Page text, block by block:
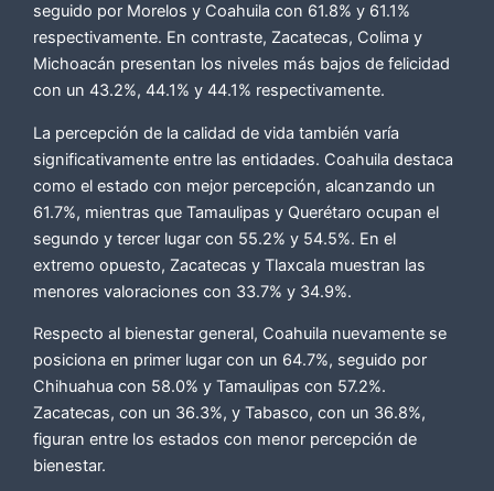
seguido por Morelos y Coahuila con 61.8% y 61.1%
respectivamente. En contraste, Zacatecas, Colima y
Michoacán presentan los niveles más bajos de felicidad
con un 43.2%, 44.1% y 44.1% respectivamente.
La percepción de la calidad de vida también varía
significativamente entre las entidades. Coahuila destaca
como el estado con mejor percepción, alcanzando un
61.7%, mientras que Tamaulipas y Querétaro ocupan el
segundo y tercer lugar con 55.2% y 54.5%. En el
extremo opuesto, Zacatecas y Tlaxcala muestran las
menores valoraciones con 33.7% y 34.9%.
Respecto al bienestar general, Coahuila nuevamente se
posiciona en primer lugar con un 64.7%, seguido por
Chihuahua con 58.0% y Tamaulipas con 57.2%.
Zacatecas, con un 36.3%, y Tabasco, con un 36.8%,
figuran entre los estados con menor percepción de
bienestar.